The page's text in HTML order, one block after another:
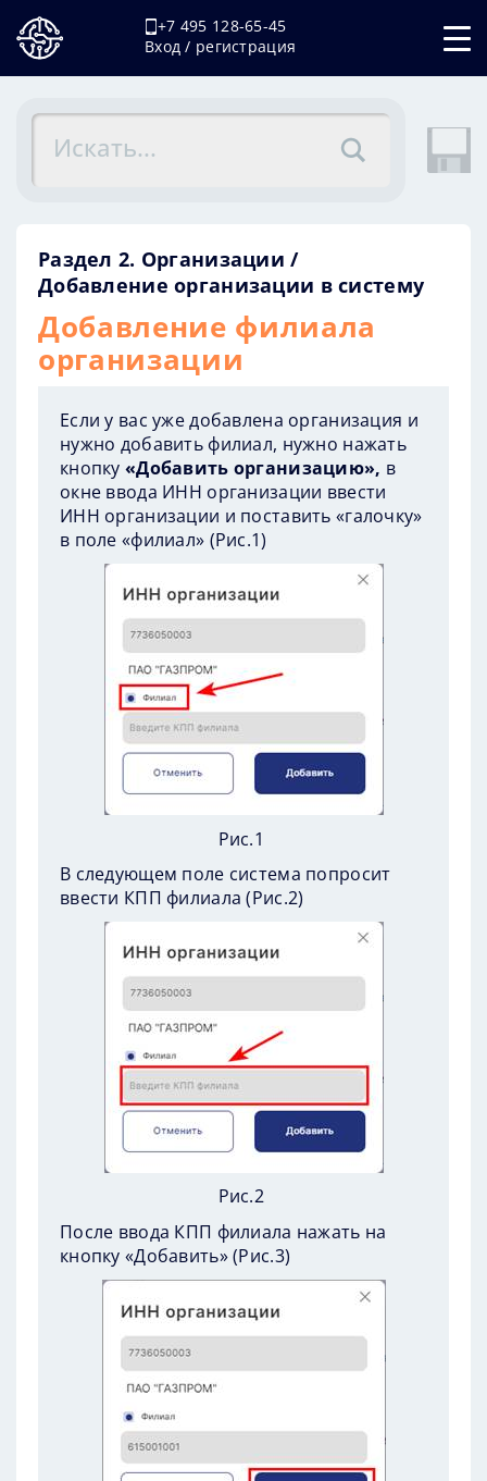
+7 495 128-65-45
Вход / регистрация
Раздел 2. Организации
Добавление организации в систему
Добавление филиала
организации
Если у вас уже добавлена организация и
нужно добавить филиал, нужно нажать
кнопку«Добавить организацию», в
окне ввода ИНН организации ввести
ИНН организации и поставить «галочку»
в поле «филиал» (Рис.1)
Рис.1
В следующем поле система попросит
ввести КПП филиала (Рис.2)
Рис.2
После ввода КПП филиала нажать на
кнопку «Добавить» (Рис.3)